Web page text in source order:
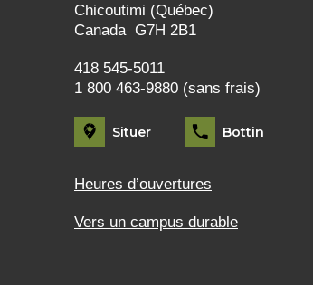
Chicoutimi (Québec)
Canada G7H 2B1
418 545-5011
1 800 463-9880 (sans frais)
Situer Bottin
Heures d’ouvertures
Vers un campus durable